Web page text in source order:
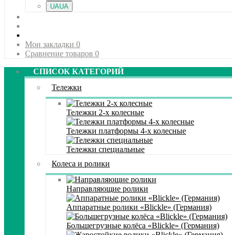
UAUA
Мои закладки 0
Сравнение товаров 0
СПИСОК КАТЕГОРИЙ
Тележки
Тележки 2-х колесные
Тележки платформы 4-х колесные
Тележки специальные
Колеса и ролики
Направляющие ролики
Аппаратные ролики «Blickle» (Германия)
Большегрузные колёса «Blickle» (Германия)